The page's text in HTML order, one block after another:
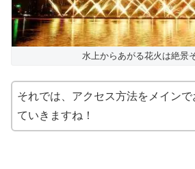
水上からあがる花火は絶景
それでは、アクセス方法をメインで
ていきますね！